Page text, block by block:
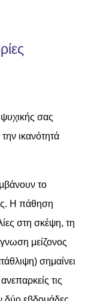
σας
ικανότητά
το
Η πάθηση
στη σκέψη, τη
μείζονος
σημαίνει
τις